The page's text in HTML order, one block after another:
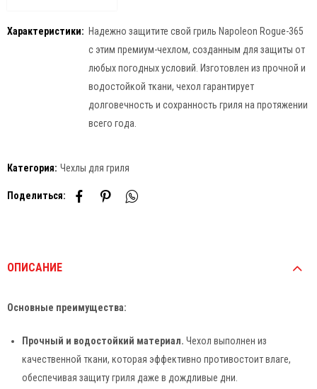
Характеристики: Надежно защитите свой гриль Napoleon Rogue-365
с этим премиум-чехлом, созданным для защиты от
любых погодных условий. Изготовлен из прочной и
водостойкой ткани, чехол гарантирует
долговечность и сохранность гриля на протяжении
всего года.
Категория: Чехлы для гриля
Поделиться:
ОПИСАНИЕ
Основные преимущества:
Прочный и водостойкий материал. Чехол выполнен из
качественной ткани, которая эффективно противостоит влаге,
обеспечивая защиту гриля даже в дождливые дни.